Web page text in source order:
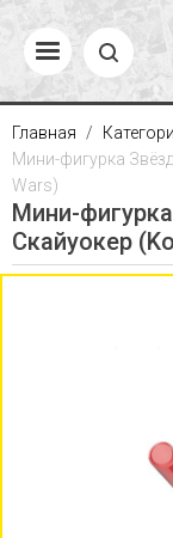
Главная
Мини-фигурка
Wars)
Мини-
Скайуокер